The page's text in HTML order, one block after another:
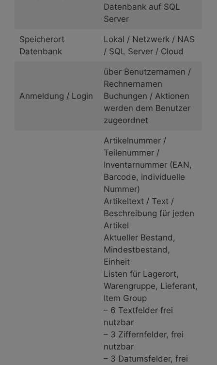
Datenbank auf SQL
Server
Speicherort
Datenbank
Lokal / Netzwerk / NAS
/ SQL Server / Cloud
Anmeldung / Login
über Benutzernamen /
Rechnernamen
Buchungen / Aktionen
werden dem Benutzer
zugeordnet
Artikelnummer /
Teilenummer /
Inventarnummer (EAN,
Barcode, individuelle
Nummer)
Artikeltext / Text /
Beschreibung für jeden
Artikel
Aktueller Bestand,
Mindestbestand,
Einheit
Listen für Lagerort,
Warengruppe, Lieferant,
Item Group
– 6 Textfelder frei
nutzbar
– 3 Ziffernfelder, frei
nutzbar
– 3 Datumsfelder, frei